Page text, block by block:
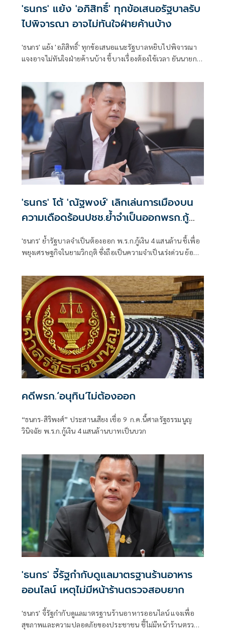
'ธนกร' แย้ง 'อภิสิทธิ์' ทุกข้อเสนอรัฐบาลรับ
ไปพิจารณา อาจไม่ทันใจฝ่ายค้านบ้าง
'ธนกร' แย้ง 'อภิสิทธิ์' ทุกข้อเสนอแนะรัฐบาลหยิบไปพิจารณา
แจงอาจไม่ทันใจฝ่ายค้านบ้าง ชี้บางเรื่องต้องใช้เวลา ยันนายกฯ
'ธนกร' โต้ 'ณัฐพงษ์' เลิกเล่นการเมืองบน
ความเดือดร้อนปชช.ย้ำจำเป็นออกพรก.กู้
เงิน 4 แสนล้าน
'ธนกร' ย้ำรัฐบาลจำเป็นต้องออก พ.ร.ก.กู้เงิน 4 แสนล้าน ชี้เพื่อ
พยุงเศรษฐกิจในยามวิกฤติ ซึ่งถือเป็นความจำเป็นเร่งด่วน ย้อน
ประชาชนสักครั้ง ไม่ถือว่าเสียศักดิ์ศรี
คดีพรก.‘อนุทิน’ไม่ต้องออก
“ธนกร-สิริพงศ์” ประสานเสียง เชื่อ 9 ก.ค.นี้ศาลรัฐธรรมนูญ
วินิจฉัย พ.ร.ก.กู้เงิน 4 แสนล้านบาทเป็นบวก
'ธนกร' จี้รัฐกำกับดูแลมาตรฐานร้านอาหาร
ออนไลน์ เหตุไม่มีหน้าร้านตรวจสอบยาก
'ธนกร' จี้รัฐกำกับดูแลมาตรฐานร้านอาหารออนไลน์ แจงเพื่อ
สุขภาพและความปลอดภัยของประชาชน ชี้ไม่มีหน้าร้านตรวจ